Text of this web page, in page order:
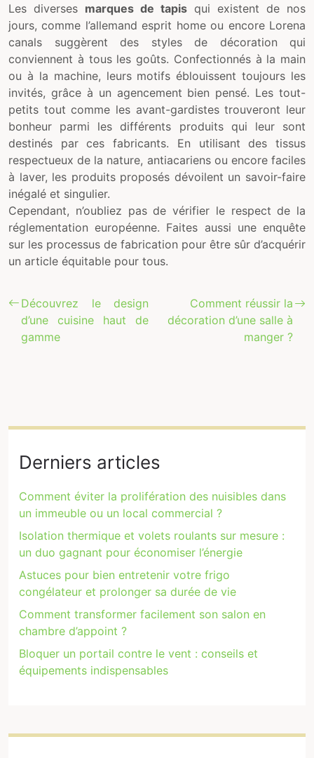
Les diverses marques de tapis qui existent de nos
jours, comme l’allemand esprit home ou encore Lorena
canals suggèrent des styles de décoration qui
conviennent à tous les goûts. Confectionnés à la main
ou à la machine, leurs motifs éblouissent toujours les
invités, grâce à un agencement bien pensé. Les tout-
petits tout comme les avant-gardistes trouveront leur
bonheur parmi les différents produits qui leur sont
destinés par ces fabricants. En utilisant des tissus
respectueux de la nature, antiacariens ou encore faciles
à laver, les produits proposés dévoilent un savoir-faire
inégalé et singulier.
Cependant, n’oubliez pas de vérifier le respect de la
réglementation européenne. Faites aussi une enquête
sur les processus de fabrication pour être sûr d’acquérir
un article équitable pour tous.
Découvrez le design
d’une cuisine haut de
gamme
Comment réussir la
décoration d’une salle à
manger ?
Derniers articles
Comment éviter la prolifération des nuisibles dans
un immeuble ou un local commercial ?
Isolation thermique et volets roulants sur mesure :
un duo gagnant pour économiser l’énergie
Astuces pour bien entretenir votre frigo
congélateur et prolonger sa durée de vie
Comment transformer facilement son salon en
chambre d’appoint ?
Bloquer un portail contre le vent : conseils et
équipements indispensables